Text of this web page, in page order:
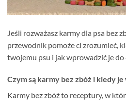
Jeśli rozważasz karmy dla psa bez
przewodnik pomoże ci zrozumieć,
twojemu psu i jak wprowadzić je do
Czym są karmy bez zbóż i kiedy
Karmy bez zbóż to receptury, w